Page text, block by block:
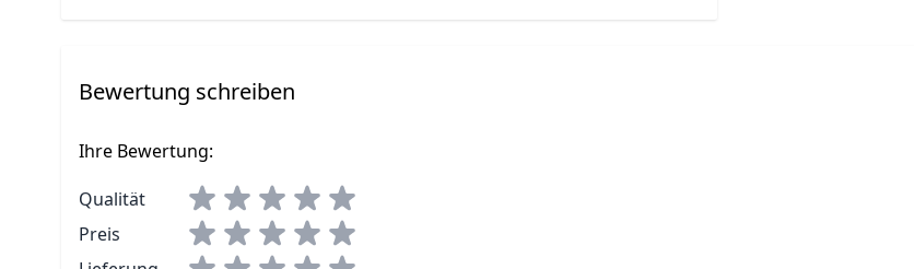
Bewertung schreiben
Ihre Bewertung:
Qualität
Preis